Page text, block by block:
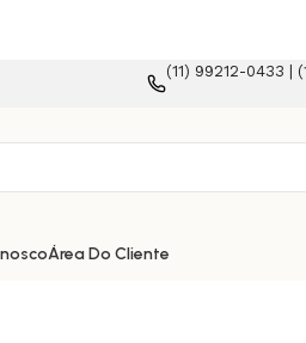
(11) 99212-0433 |
Área Do Cliente